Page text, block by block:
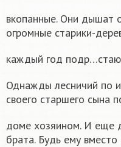
вкопанные. Они дышат
огромные старики-
каждый год
Однажды лесничий по
своего старшего сына
доме хозяином. И еще
брата. Будь ему